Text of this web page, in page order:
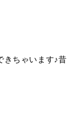
きちゃいます♪昔